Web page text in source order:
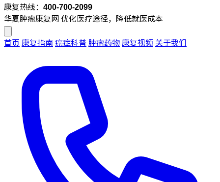
康复热线： 400-700-2099
华夏肿瘤康复网 优化医疗途径，降低就医成本
首页 康复指南癌症科普肿瘤药物康复视频 关于我们